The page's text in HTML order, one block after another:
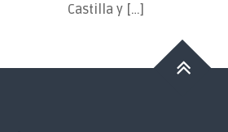
Castilla y […]